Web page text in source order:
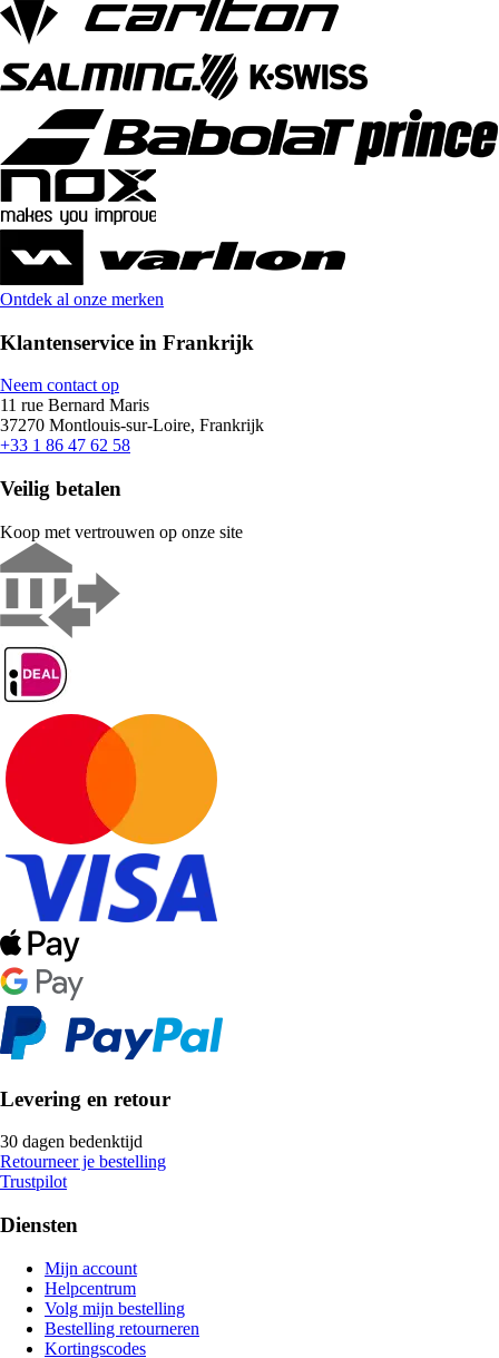
Ontdek al onze merken
Klantenservice in Frankrijk
Neem contact op
11 rue Bernard Maris
37270 Montlouis-sur-Loire, Frankrijk
+33 1 86 47 62 58
Veilig betalen
Koop met vertrouwen op onze site
Levering en retour
30 dagen bedenktijd
Retourneer je bestelling
Trustpilot
Diensten
Mijn account
Helpcentrum
Volg mijn bestelling
Bestelling retourneren
Kortingscodes